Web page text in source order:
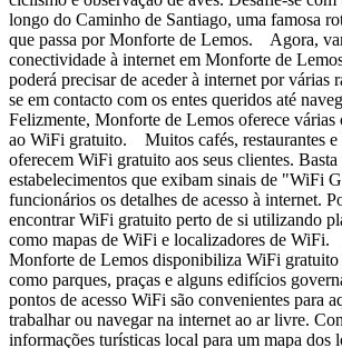
longo do Caminho de Santiago, uma famosa
que passa por Monforte de Lemos. Agora,
conectividade à internet em Monforte de
poderá precisar de aceder à internet por várias
se em contacto com os entes queridos até
Felizmente, Monforte de Lemos oferece várias
ao WiFi gratuito. Muitos cafés, restaurantes e
oferecem WiFi gratuito aos seus clientes.
estabelecimentos que exibam sinais de "WiFi
funcionários os detalhes de acesso à internet.
encontrar WiFi gratuito perto de si utilizando
como mapas de WiFi e localizadores de
Monforte de Lemos disponibiliza WiFi gratuito
como parques, praças e alguns edifícios
pontos de acesso WiFi são convenientes para
trabalhar ou navegar na internet ao ar livre.
informações turísticas local para um mapa dos